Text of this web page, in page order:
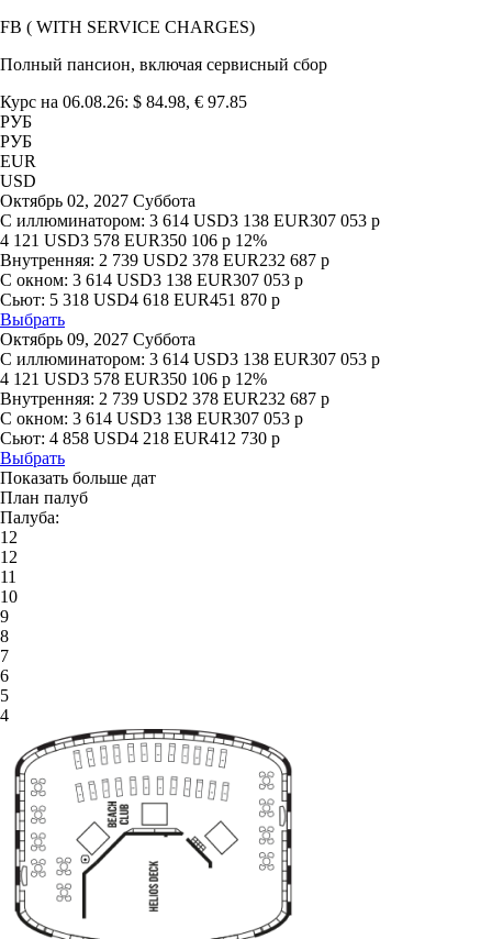
FB ( WITH SERVICE CHARGES)
Полный пансион, включая сервисный сбор
Курс на 06.08.26: $ 84.98, € 97.85
РУБ
РУБ
EUR
USD
Октябрь 02, 2027 Суббота
С иллюминатором: 3 614 USD3 138 EUR307 053 р
4 121 USD3 578 EUR350 106 р 12%
Внутренняя: 2 739 USD2 378 EUR232 687 р
С окном: 3 614 USD3 138 EUR307 053 р
Сьют: 5 318 USD4 618 EUR451 870 р
Выбрать
Октябрь 09, 2027 Суббота
С иллюминатором: 3 614 USD3 138 EUR307 053 р
4 121 USD3 578 EUR350 106 р 12%
Внутренняя: 2 739 USD2 378 EUR232 687 р
С окном: 3 614 USD3 138 EUR307 053 р
Сьют: 4 858 USD4 218 EUR412 730 р
Выбрать
Показать больше дат
План палуб
Палуба:
12
12
11
10
9
8
7
6
5
4